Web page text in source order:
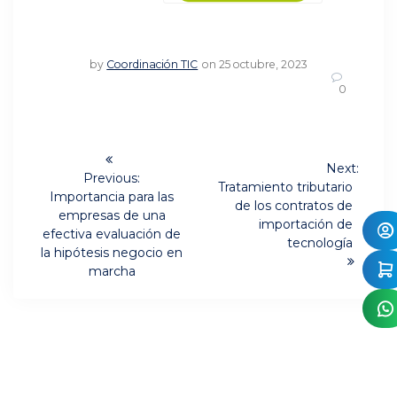
by Coordinación TIC on 25 octubre, 2023
0
Navegación
entradas
Previous:
Previous
post:
Importancia para las
empresas de una
efectiva evaluación de
la hipótesis negocio en
marcha
Next:
Next
post:
Tratamiento tributario
de los contratos de
importación de
tecnología